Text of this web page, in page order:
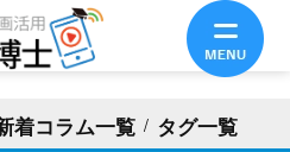
着コラム一覧 タグ一覧